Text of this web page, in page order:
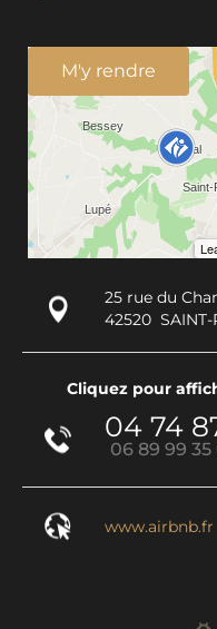
M'y rendre
25 rue du
42520
Cliquez pour
04 74
06 89 99 35
www.airbnb.fr